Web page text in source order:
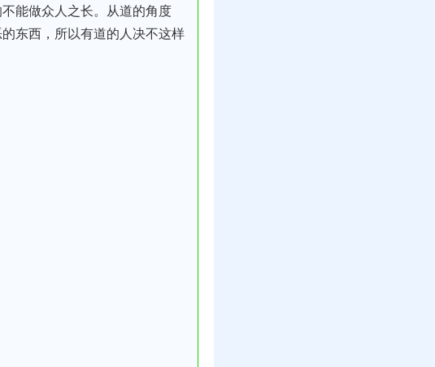
能做众人之长。从道的角度
东西，所以有道的人决不这样